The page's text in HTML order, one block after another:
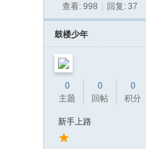
查看: 998 回复: 37
鼓楼少年
0
主题
0
回帖
0
积分
新手上路